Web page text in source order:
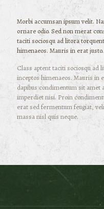
Morbi accumsan ipsum velit.
ornare odio. Sed non merat
taciti sociosqu ad litora
himenaeos. Mauris in erat justo.
Class aptent taciti sociosqu ad
inceptos himenaeos. Mauris in
dapibus condimentum sit amet
imperdiet nisi. Proin
erat sed fermentum feugiat,
massa nisl quis neque.